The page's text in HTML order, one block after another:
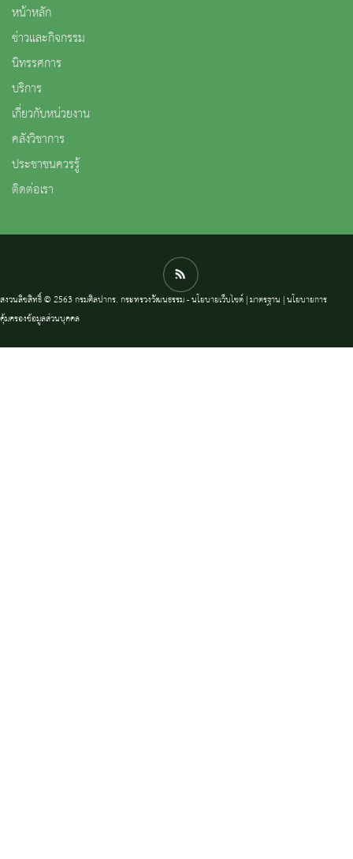
หน้าหลัก
ข่าวและกิจกรรม
นิทรรศการ
บริการ
เกี่ยวกับหน่วยงาน
คลังวิชาการ
ประชาชนควรรู้
ติดต่อเรา
สงวนลิขสิทธิ์ © 2563 กรมศิลปากร. กระทรวงวัฒนธรรม -นโยบายเว็บไซต์|มาตรฐาน |นโยบายการ
คุ้มครองข้อมูลส่วนบุคคล